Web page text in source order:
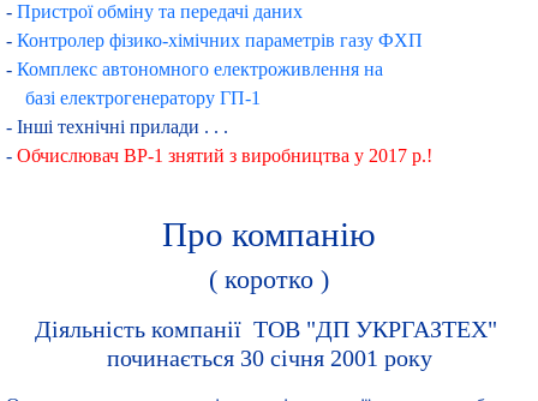
- Пристрої обміну та передачі даних
- Контролер фізико-хімічних параметрів газу ФХП
- Комплекс автономного електроживлення на
базі електрогенератору ГП-1
- Інші технічні прилади . . .
- Обчислювач ВР-1 знятий з виробництва у 2017 р.!
Про компанію
( коротко )
Діяльність компанії ТОВ "ДП УКРГАЗТЕХ"
починається 30 січня 2001 року